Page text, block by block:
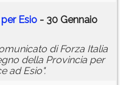
Esio - 30 Gennaio
di Forza Italia
della Provincia per
ad Esio".